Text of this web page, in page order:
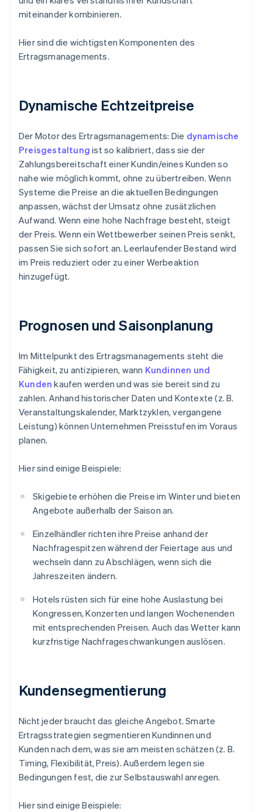
miteinander kombinieren.
Hier sind die wichtigsten Komponenten des
Ertragsmanagements.
Dynamische Echtzeitpreise
Der Motor des Ertragsmanagements: Die dynamische
Preisgestaltung ist so kalibriert, dass sie der
Zahlungsbereitschaft einer Kundin/eines Kunden so
nahe wie möglich kommt, ohne zu übertreiben. Wenn
Systeme die Preise an die aktuellen Bedingungen
anpassen, wächst der Umsatz ohne zusätzlichen
Aufwand. Wenn eine hohe Nachfrage besteht, steigt
der Preis. Wenn ein Wettbewerber seinen Preis senkt,
passen Sie sich sofort an. Leerlaufender Bestand wird
im Preis reduziert oder zu einer Werbeaktion
hinzugefügt.
Prognosen und Saisonplanung
Im Mittelpunkt des Ertragsmanagements steht die
Fähigkeit, zu antizipieren, wann Kundinnen und
Kunden kaufen werden und was sie bereit sind zu
zahlen. Anhand historischer Daten und Kontexte (z. B.
Veranstaltungskalender, Marktzyklen, vergangene
Leistung) können Unternehmen Preisstufen im Voraus
planen.
Hier sind einige Beispiele:
Skigebiete erhöhen die Preise im Winter und bieten
Angebote außerhalb der Saison an.
Einzelhändler richten ihre Preise anhand der
Nachfragespitzen während der Feiertage aus und
wechseln dann zu Abschlägen, wenn sich die
Jahreszeiten ändern.
Hotels rüsten sich für eine hohe Auslastung bei
Kongressen, Konzerten und langen Wochenenden
mit entsprechenden Preisen. Auch das Wetter kann
kurzfristige Nachfrageschwankungen auslösen.
Kundensegmentierung
Nicht jeder braucht das gleiche Angebot. Smarte
Ertragsstrategien segmentieren Kundinnen und
Kunden nach dem, was sie am meisten schätzen (z. B.
Timing, Flexibilität, Preis). Außerdem legen sie
Bedingungen fest, die zur Selbstauswahl anregen.
Hier sind einige Beispiele: